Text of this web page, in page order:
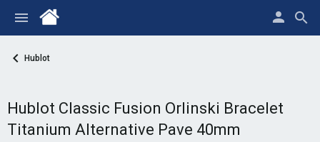
Hublot
Hublot Classic Fusion Orlinski Bracelet
Titanium Alternative Pave 40mm